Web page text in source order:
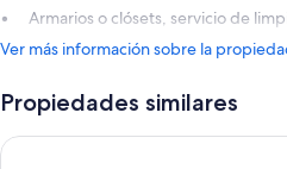
Armarios o clósets, servicio de
Ver más información sobre la
Propiedades similares
Servatur Waikiki